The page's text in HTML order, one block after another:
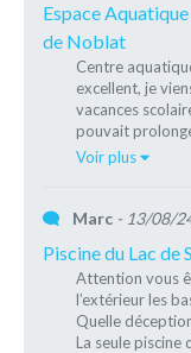
Espace
de Noblat
Centre
excellent, je
vacances
pouvait
Voir plus
Marc - 13/08/
Piscine du Lac de
Attention vous
l’extérieur les
Quelle
La seule piscine